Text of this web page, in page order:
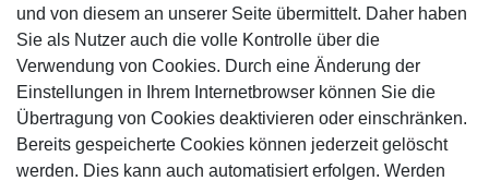
und von diesem an unserer Seite übermittelt. Daher haben
Sie als Nutzer auch die volle Kontrolle über die
Verwendung von Cookies. Durch eine Änderung der
Einstellungen in Ihrem Internetbrowser können Sie die
Übertragung von Cookies deaktivieren oder einschränken.
Bereits gespeicherte Cookies können jederzeit gelöscht
werden. Dies kann auch automatisiert erfolgen. Werden